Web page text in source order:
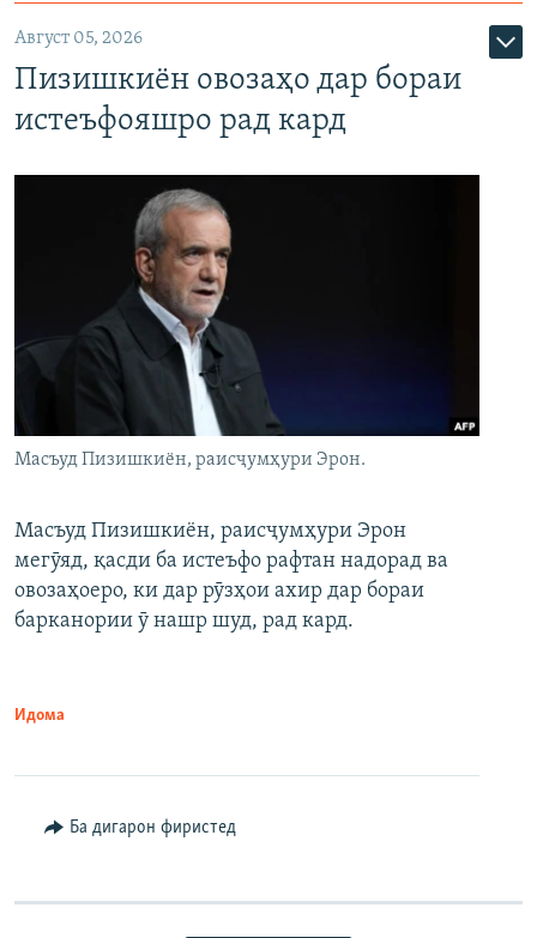
Август 05, 2026
Пизишкиён овозаҳо дар бораи
истеъфояшро рад кард
Масъуд Пизишкиён, раисҷумҳури Эрон.
Масъуд Пизишкиён, раисҷумҳури Эрон
мегӯяд, қасди ба истеъфо рафтан надорад ва
овозаҳоеро, ки дар рӯзҳои ахир дар бораи
барканории ӯ нашр шуд, рад кард.
Идома
Ба дигарон фиристед